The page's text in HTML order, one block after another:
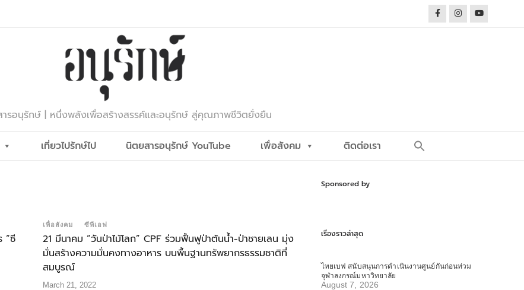
รอนุรักษ์ | หนึ่งพลังเพื่อสร้างสรรค์และอนุรักษ์ สู่คุณภาพชีวิตยั่งยืน
เที่ยวไปรักษ์ไป นิตยสารอนุรักษ์ YouTube เพื่อสังคม ติดต่อเรา
“ซี
เพื่อสังคม ซีพีเอฟ
21 มีนาคม “วันป่าไม้โลก” CPF ร่วมฟื้นฟูป่าต้นน้ำ-ป่าชายเลน มุ่ง
มั่นสร้างความมั่นคงทางอาหาร บนพื้นฐานทรัพยากรธรรมชาติที่
สมบูรณ์
March 21, 2022
Sponsored by
เรื่องราวล่าสุด
ไทยเบฟ สนับสนุนการดำเนินงานศูนย์กันก่อนท่วม
จุฬาลงกรณ์มหาวิทยาลัย
August 7, 2026